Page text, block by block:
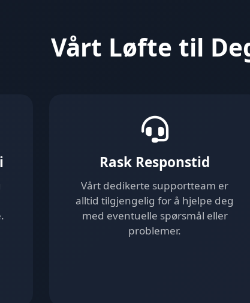
Vårt Løfte til
Rask Responstid
Vårt dedikerte supportteam er
alltid tilgjengelig for å hjelpe deg
med eventuelle spørsmål eller
problemer.